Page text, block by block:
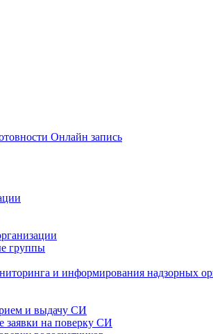
Онлайн запись
группы
и информирования надзорных
и выдачу СИ
заявки на поверку СИ